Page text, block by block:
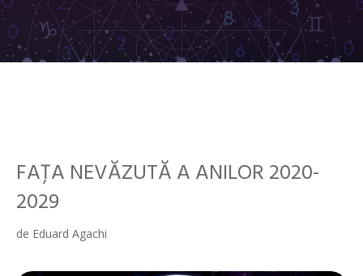
FAȚA NEVĂZUTĂ A ANILOR 2020-
2029
de Eduard Agachi